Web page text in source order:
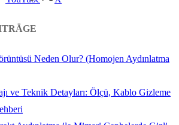
Neden Olur? (Homojen Aydınlatma
ve Teknik Detayları: Ölçü, Kablo Gizleme